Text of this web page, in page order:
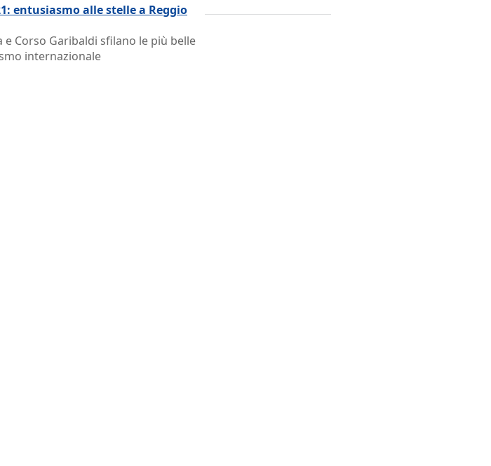
entusiasmo alle stelle a Reggio
e Corso Garibaldi sfilano le più belle
internazionale